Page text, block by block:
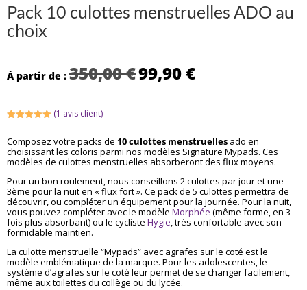
Pack 10 culottes menstruelles ADO au
choix
À partir de : 350,00€ Le
prix
99,90€Le
prix
basé sur
notation
client
(1 avis client)
Composez votre packs de 10 culottes menstruelles ado en
choisissant les coloris parmi nos modèles Signature Mypads. Ces
modèles de culottes menstruelles absorberont des flux moyens.
Pour un bon roulement, nous conseillons 2 culottes par jour et une
3ème pour la nuit en « flux fort ». Ce pack de 5 culottes permettra de
découvrir, ou compléter un équipement pour la journée. Pour la nuit,
vous pouvez compléter avec le modèle Morphée (même forme, en 3
fois plus absorbant) ou le cycliste Hygie, très confortable avec son
formidable maintien.
La culotte menstruelle “Mypads” avec agrafes sur le coté est le
modèle emblématique de la marque. Pour les adolescentes, le
système d’agrafes sur le coté leur permet de se changer facilement,
même aux toilettes du collège ou du lycée.